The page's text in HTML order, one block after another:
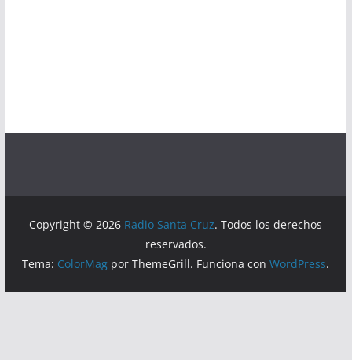
Copyright © 2026 Radio Santa Cruz. Todos los derechos
reservados.
Tema: ColorMag por ThemeGrill. Funciona conWordPress.